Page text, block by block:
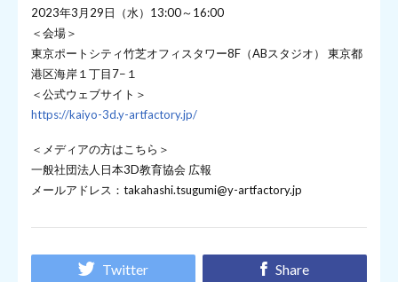
2023年3月29日（水）13:00～16:00
＜会場＞
東京ポートシティ竹芝オフィスタワー8F（ABスタジオ） 東京都
港区海岸１丁目7−１
＜公式ウェブサイト＞
https://kaiyo-3d.y-artfactory.jp/
＜メディアの方はこちら＞
一般社団法人日本3D教育協会 広報
メールアドレス：takahashi.tsugumi@y-artfactory.jp
Twitter Share